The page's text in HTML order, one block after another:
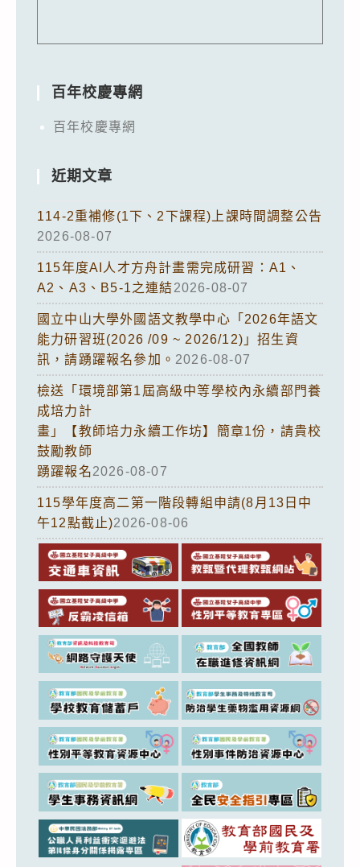
百年校慶專網
百年校慶專網
近期文章
114-2重補修(1下、2下課程)上課時間調整公告
2026-08-07
115年度AI人才方舟計畫需完成研習：A1、
A2、A3、B5-1之連結2026-08-07
國立中山大學外國語文教學中心「2026年語文
能力研習班(2026 /09 ~ 2026/12)」招生資
訊，請踴躍報名參加。 2026-08-07
檢送「環境部第1屆高級中等學校內永續部門養
成培力計
畫」【教師培力永續工作坊】簡章1份，請貴校
鼓勵教師
踴躍報名2026-08-07
115學年度高二第一階段轉組申請(8月13日中
午12點截止)2026-08-06